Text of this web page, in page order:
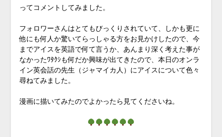
ってコメントしてみました。
フォロワーさんはとてもびっくりされていて、しかも更に
他にも何人か驚いてらっしゃる方をお見かけしたので、今
までアイスを英語で何て言うか、あんまり深く考えた事が
なかったﾜﾀｸｼも何だか興味が出てきたので、本日のオンラ
イン英会話の先生（ジャマイカ人）にアイスについて色々
尋ねてみました。
漫画に描いてみたのでよかったら見てくださいね。